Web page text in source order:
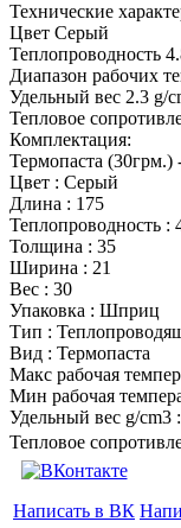
Технические
Цвет Серый
Теплопроводность
Диапазон рабочих
Удельный вес 2.3 g/
Тепловое
Комплектация:
Термопаста (30грм.)
Цвет : Серый
Длина : 175
Теплопроводность :
Толщина : 35
Ширина : 21
Вес : 30
Упаковка : Шприц
Тип :
Вид : Термопаста
Макс рабочая
Мин рабочая
Удельный вес g/cm3
Тепловое
Написать в ВК